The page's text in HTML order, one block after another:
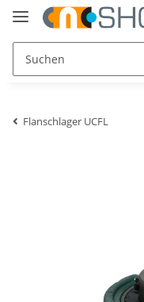
Flanschlager UCFL